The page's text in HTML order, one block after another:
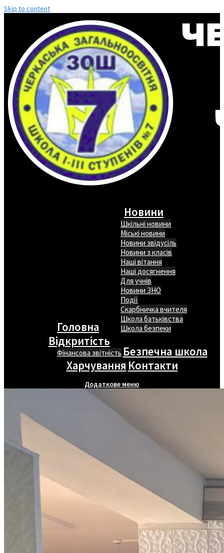
Skip to content
Головна
Новини
Шкільні новини
Міські новини
Новини звідусіль
Новини з класів
Наші вітання
Наші досягнення
Для учнів
Новини ЗНО
Події
Скарбничка вчителя
Школа батьківства
Школа безпеки
Відкритість
Фінансова звітність Безпечна школа
Харчування Контакти
Додаткове меню